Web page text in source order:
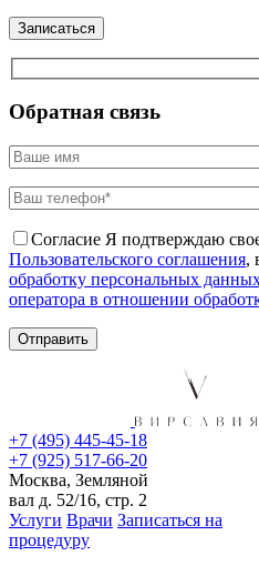
Обратная связь
Согласие Я подтверждаю
Пользовательского соглашения,
обработку персональных
оператора в отношении
+7 (495) 445-45-18
+7 (925) 517-66-20
Москва, Земляной
вал д. 52/16, стр. 2
Услуги Врачи Записаться на
процедуру